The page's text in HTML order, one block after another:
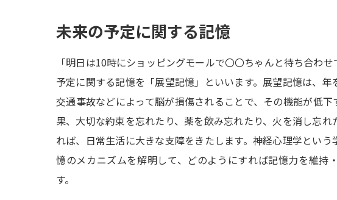
未来の予定に関する記憶
「明日は10時にショッピングモールで〇〇ちゃんと待ち合わ
予定に関する記憶を「展望記憶」といいます。展望記憶は、
交通事故などによって脳が損傷されることで、その機能が低
果、大切な約束を忘れたり、薬を飲み忘れたり、火を消し忘
れば、日常生活に大きな支障をきたします。神経心理学とい
憶のメカニズムを解明して、どのようにすれば記憶力を維持
す。